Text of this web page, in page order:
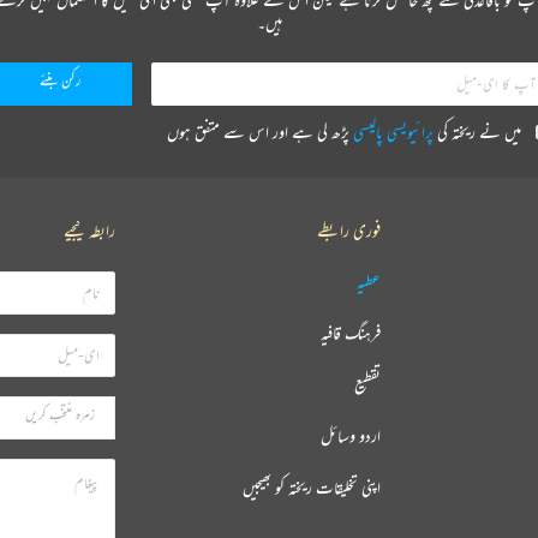
ہیں۔
میں نے ریختہ کی پرائیویسی پالیسی پڑھ لی ہے اور اس سے متفق ہوں
فوری رابطے
عطیہ
فرہنگ قافیہ
تقطیع
اردو وسائل
اپنی تخلیقات ریختہ کو بھیجیں
رابطہ کیجیے